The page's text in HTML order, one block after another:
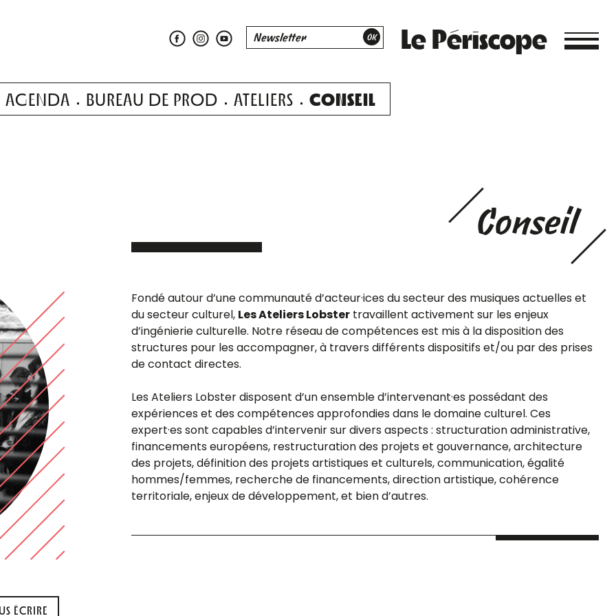
Le Périscope
AGENDA BUREAU DE PROD ATELIERS CONSEIL
Conseil
ÉCRIRE
Fondé autour d’une communauté d’acteur·ices du secteur des musiques actuelles et
du secteur culturel, Les Ateliers Lobstertravaillent activement sur les enjeux
d’ingénierie culturelle. Notre réseau de compétences est mis à la disposition des
structures pour les accompagner, à travers différents dispositifs et/ou par des prises
de contact directes.
Les Ateliers Lobster disposent d’un ensemble d’intervenant·es possédant des
expériences et des compétences approfondies dans le domaine culturel. Ces
expert·es sont capables d’intervenir sur divers aspects : structuration administrative,
financements européens, restructuration des projets et gouvernance, architecture
des projets, définition des projets artistiques et culturels, communication, égalité
hommes/femmes, recherche de financements, direction artistique, cohérence
territoriale, enjeux de développement, et bien d’autres.